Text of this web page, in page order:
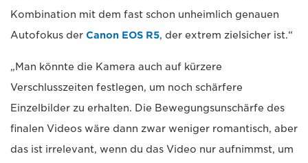
Kombination mit dem fast schon unheimlich genauen
Autofokus der Canon EOS R5, der extrem zielsicher ist.“
„Man könnte die Kamera auch auf kürzere
Verschlusszeiten festlegen, um noch schärfere
Einzelbilder zu erhalten. Die Bewegungsunschärfe des
finalen Videos wäre dann zwar weniger romantisch, aber
das ist irrelevant, wenn du das Video nur aufnimmst, um